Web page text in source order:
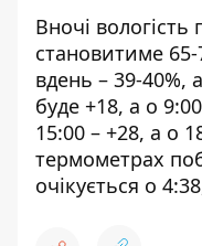
Вночі вологість
становитиме 65-
вдень – 39-40%,
буде +18, а о
15:00 – +28, а о
термометрах
очікується о